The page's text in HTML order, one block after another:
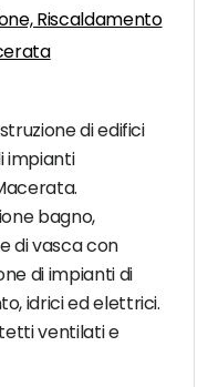
Riscaldamento
di edifici
impianti
bagno,
di vasca con
di impianti di
idrici ed elettrici.
ventilati e